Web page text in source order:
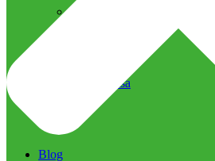
Imprensa
Blog